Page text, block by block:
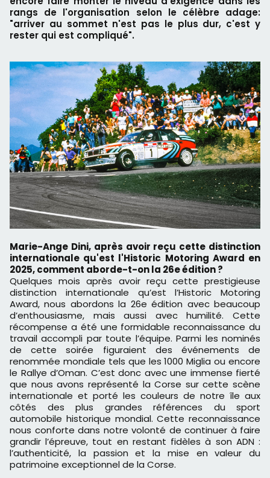
rangs de l'organisation selon le célèbre adage:
"arriver au sommet n'est pas le plus dur, c'est y
rester qui est compliqué".
Marie-Ange Dini, après avoir reçu cette distinction
internationale qu'est l'Historic Motoring Award en
2025, comment aborde-t-on la 26e édition ?
Quelques mois après avoir reçu cette prestigieuse
distinction internationale qu’est l’Historic Motoring
Award, nous abordons la 26e édition avec beaucoup
d’enthousiasme, mais aussi avec humilité. Cette
récompense a été une formidable reconnaissance du
travail accompli par toute l’équipe. Parmi les nominés
de cette soirée figuraient des événements de
renommée mondiale tels que les 1000 Miglia ou encore
le Rallye d’Oman. C’est donc avec une immense fierté
que nous avons représenté la Corse sur cette scène
internationale et porté les couleurs de notre île aux
côtés des plus grandes références du sport
automobile historique mondial. Cette reconnaissance
nous conforte dans notre volonté de continuer à faire
grandir l’épreuve, tout en restant fidèles à son ADN :
l’authenticité, la passion et la mise en valeur du
patrimoine exceptionnel de la Corse.